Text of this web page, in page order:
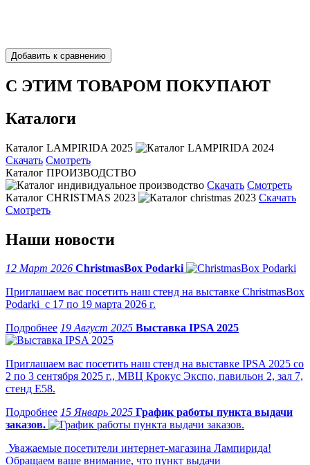
С ЭТИМ ТОВАРОМ ПОКУПАЮТ
Каталоги
Каталог LAMPIRIDA 2025
Скачать Смотреть
Каталог ПРОИЗВОДСТВО
Скачать Смотреть
Каталог CHRISTMAS 2023
Скачать
Смотреть
Наши новости
12 Март 2026 ChristmasBox Podarki
Приглашаем вас посетить наш стенд на выставке ChristmasBox
Podarki с 17 по 19 марта 2026 г.
19 Август 2025 Выставка IPSA 2025
Приглашаем вас посетить наш стенд на выставке IPSA 2025 со
2 по 3 сентября 2025 г., МВЦ Крокус Экспо, павильон 2, зал 7,
стенд Е58.
15 Январь 2025 График работы пункта выдачи
заказов.
Уважаемые посетители интернет-магазина Лампирида!
Обращаем ваше внимание, что пункт выдачи